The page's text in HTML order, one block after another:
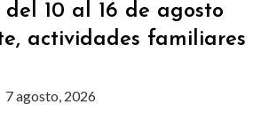
del 10 al 16 de agosto
actividades familiares
7 agosto, 2026